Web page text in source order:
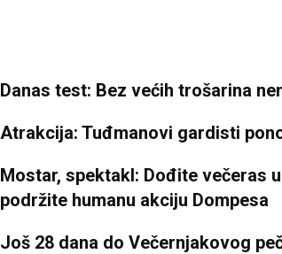
Danas test: Bez većih trošarina
Atrakcija: Tuđmanovi gardisti
Mostar, spektakl: Dođite večeras
podržite humanu akciju Dompesa
Još 28 dana do Večernjakovog